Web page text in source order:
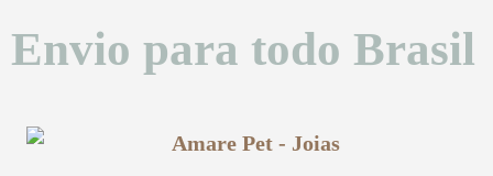
Envio para todo Brasil